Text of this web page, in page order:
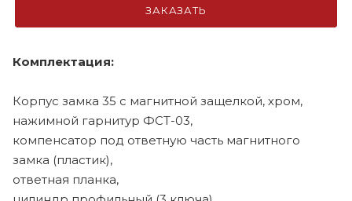
ЗАКАЗАТЬ
Комплектация:
Корпус замка 35 с магнитной защелкой, хром,
нажимной гарнитур ФСТ-03,
компенсатор под ответную часть магнитного
замка (пластик),
ответная планка,